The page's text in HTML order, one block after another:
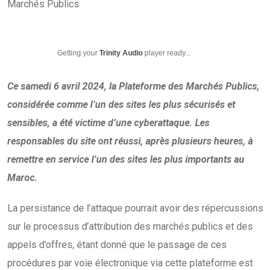
Getting your Trinity Audio player ready...
Ce samedi 6 avril 2024, la Plateforme des Marchés Publics,
considérée comme l’un des sites les plus sécurisés et
sensibles, a été victime d’une cyberattaque. Les
responsables du site ont réussi, après plusieurs heures, à
remettre en service l’un des sites les plus importants au
Maroc.
La persistance de l’attaque pourrait avoir des répercussions
sur le processus d’attribution des marchés publics et des
appels d’offres, étant donné que le passage de ces
procédures par voie électronique via cette plateforme est